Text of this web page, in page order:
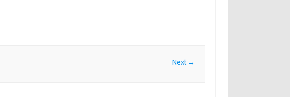
Next →